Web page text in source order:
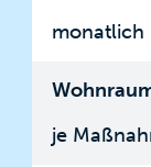
monatlich
je